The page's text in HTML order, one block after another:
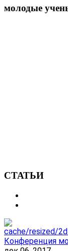
молодые
СТАТЬИ
Конференция